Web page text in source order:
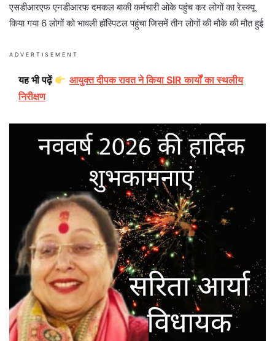
एसडीआरएफ एनडीआरफ दमकल बाकी कर्मचारी ओके पहुंच कर लोगों का रेस्क्यू
किया गया 6 लोगों को भावली हॉस्पिटल पहुंचा जिसमें तीन लोगों की मौके की मौत हुई
ADVERTISEMENT
यह भी पढ़ें
आयुक्त दीपक रावत ने किया SIR कार्यों का स्थलीय
निरीक्षण